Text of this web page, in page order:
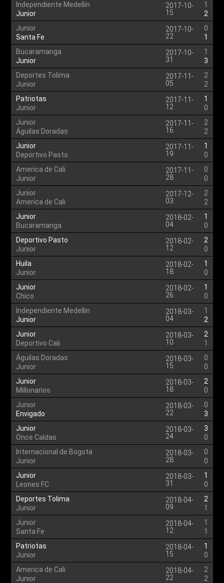
Independiente Medellin
Junior
2017-10-
15
1
2
Junior
Santa Fe
2017-10-
22
0
1
Bucaramanga
Junior
2017-10-
31
1
3
Deportes Tolima
Junior
2017-11-
05
2
2
Patriotas
Junior
2017-11-
12
1
0
Junior
Águilas Doradas
2017-11-
16
2
2
Junior
Deportivo Pasto
2017-11-
19
1
0
America de Cali
Junior
2017-11-
28
0
0
Junior
America de Cali
2017-12-
03
2
2
Junior
Bucaramanga
2018-02-
04
1
0
Deportivo Pasto
Junior
2018-02-
12
2
0
Huila
Junior
2018-02-
18
1
0
Junior
Chico
2018-02-
26
1
0
Independiente Medellin
Junior
2018-03-
04
1
2
Junior
Deportivo Cali
2018-03-
10
2
1
Águilas Doradas
Junior
2018-03-
15
0
0
Junior
Millonarios
2018-03-
18
2
0
Junior
Envigado
2018-03-
22
0
3
Junior
Once Caldas
2018-03-
24
3
0
Internacional de Bogota
Junior
2018-03-
28
0
0
Junior
Leones FC
2018-03-
31
1
0
Deportes Tolima
Junior
2018-04-
09
2
1
Junior
Santa Fe
2018-04-
12
1
1
Patriotas
Junior
2018-04-
15
1
0
America de Cali
Junior
2018-04-
22
2
2